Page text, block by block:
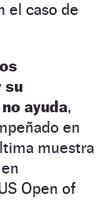
el caso de
su
ayuda,
en
muestra
Open of